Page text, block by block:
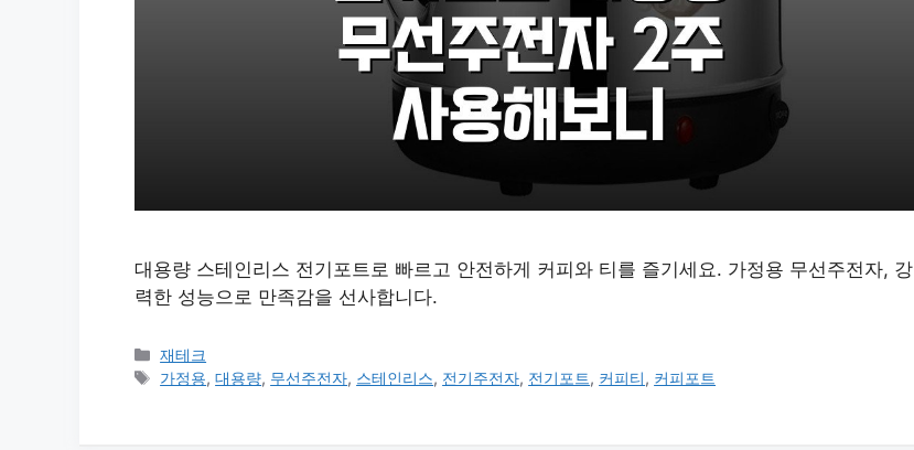
대용량 스테인리스 전기포트로 빠르고 안전하게 커피와 티를 즐기세요. 가정용 무선주전자, 강
력한 성능으로 만족감을 선사합니다.
카
테
재테크
태
가정용,대용량, 무선주전자, 스테인리스, 전기주전자, 전기포트, 커피티, 커피포트